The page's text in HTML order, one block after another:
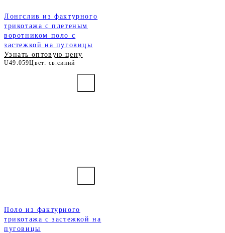
Лонгслив из фактурного
трикотажа с плетеным
воротником поло с
застежкой на пуговицы
Узнать оптовую цену
U49.059Цвет: св.синий
Поло из фактурного
трикотажа с застежкой на
пуговицы